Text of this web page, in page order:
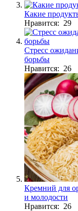
Какие
Нравится: 29
Стресс
борьбы
Нравится: 26
Кремний для
и молодости
Нравится: 26